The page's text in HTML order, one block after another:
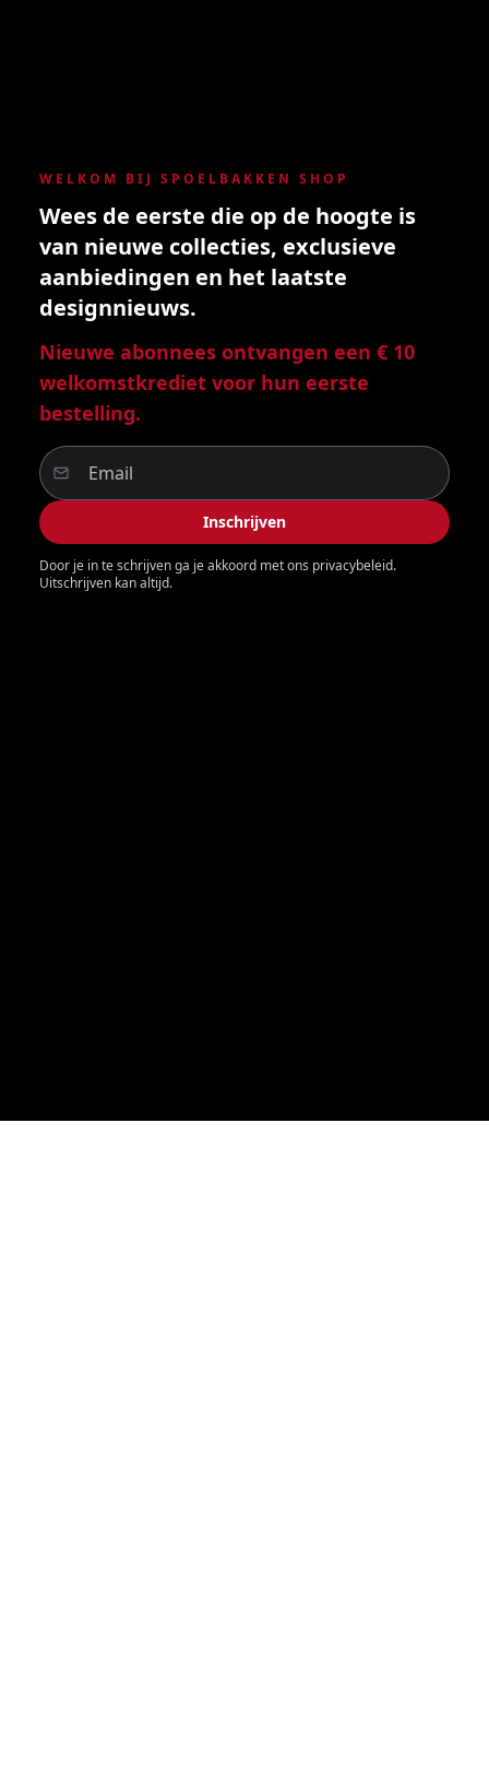
WELKOM BIJ SPOELBAKKEN SHOP
Wees de eerste die op de hoogte is
van nieuwe collecties, exclusieve
aanbiedingen en het laatste
designnieuws.
Nieuwe abonnees ontvangen een € 10
welkomstkrediet voor hun eerste
bestelling.
Inschrijven
Door je in te schrijven ga je akkoord met ons privacybeleid.
Uitschrijven kan altijd.